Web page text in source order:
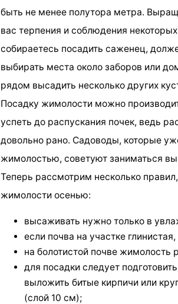
быть не менее полутора метра.
вас терпения и соблюдения
собираетесь посадить саженец,
выбирать места около заборов или
рядом высадить несколько других
Посадку жимолости можно
успеть до распускания почек, ведь
довольно рано. Садоводы, которые
жимолостью, советуют заниматься
Теперь рассмотрим несколько
жимолости осенью:
высаживать нужно только в
если почва на участке
на болотистой почве жимолость
для посадки следует
выложить битые кирпичи или
(слой 10 см);